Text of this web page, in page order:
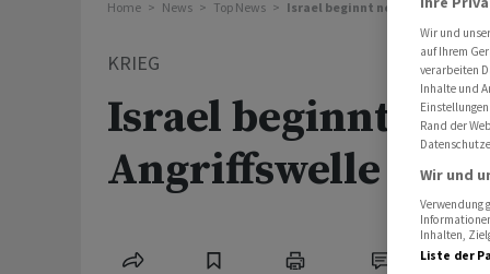
Home News Top News Israel beginnt neue
KRIEG
Israel beginnt
Angriffswelle im
Wir und
auf Ihrem
verarbeiten
Inhalte und
Rand der
Wir und
Verwendung
Inhalten,
Liste der